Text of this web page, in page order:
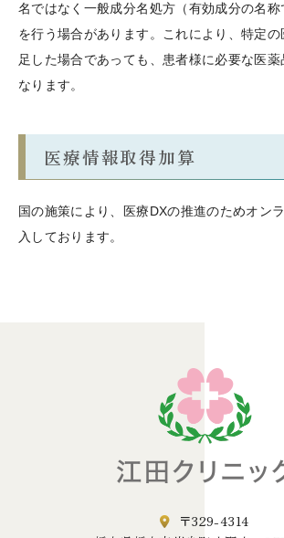
名ではなく一般成分名処方（有効成分の名称
を行う場合があります。これにより、特定
足した場合であっても、患者様に必要な医薬
なります。
医療情報取得加算
国の施策により、医療DXの推進のためオン
入しております。
〒329-4314